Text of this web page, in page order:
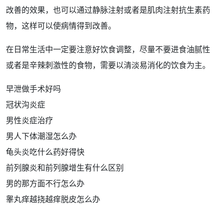
改善的效果，也可以通过静脉注射或者是肌肉注射抗生素药
物，这样可以使病情得到改善。
在日常生活中一定要注意好饮食调整，尽量不要进食油腻性
或者是辛辣刺激性的食物，需要以清淡易消化的饮食为主。
早泄做手术好吗
冠状沟炎症
男性炎症治疗
男人下体潮湿怎么办
龟头炎吃什么药好得快
前列腺炎和前列腺增生有什么区别
男的那方面不行怎么办
睾丸痒越挠越痒脱皮怎么办